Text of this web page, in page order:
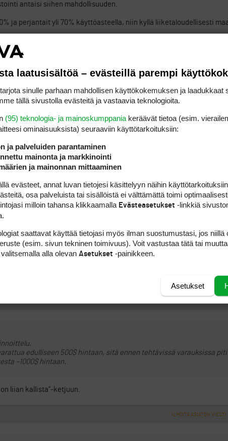
antaisi siihen mahdollisuuden.
ja perjantait yli 70% käyttöasteella, niin kyllä liiketaloudellisesti
niiden myyntijärjestelmiä voi rinnastaa GF-myyntiin. Hotelli/lento-
ihmisiä jotka ovat lähtökohtaisesti samalla viivalla.
irtokappaleina.
juuri siitä kun he halusivat siirtyä tällaiseen monimutkaiseen
kivuton prosessi tietotekniikka-mielessä.
standby lähdöt 20min ennen starttia. Vasta silloin alkaa olemaan
edulliseen 500$ hintaan, sitä ennen tehtävissä varauksissa piti
~1000$ hintaan.
edulliseen 500$ hintaan, sitä ennen tehtävissä varauksissa
~1000$ hintaan.
liian kallista”-ketjuun.
ILMOITA ASIATON VIESTI
laatusisältöä – evästeillä parempi
sinulle parhaan mahdollisen käyttökokemuksen ja laadukkaat
tällä sivustolla evästeitä ja vastaavia teknologioita.
(95) teknologia- ja mainoskumppania keräävät tietoa (esim.
ominaisuuk­sista) seuraaviin käyttötarkoituksiin:
ja palveluiden parantaminen
mainonta ja markkinointi
ja mainonnan mittaaminen
evästeet, annat luvan tietojesi käsittelyyn näihin
osa palveluista tai sisällöistä ei välttämättä toimi
milloin tahansa klikkaamalla Evästeasetukset -linkkiä
saattavat käyttää tietojasi myös ilman suostumustasi, jos niillä
(esim. sivun tekninen toimivuus). Voit vastustaa tätä tai
alla olevan Asetukset -painikkeen.
Asetukset